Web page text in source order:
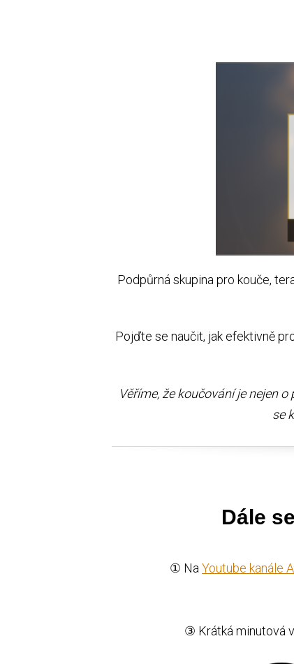
Podpůrná skupina pro kouče,
Pojďte se naučit, jak efektivně
Věříme, že koučování je nejen
se
Dále
① NaYoutube kanále
③ Krátká minutová